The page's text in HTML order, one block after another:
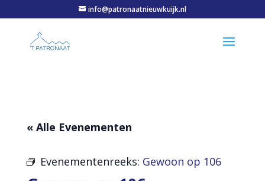
info@patronaatnieuwkuijk.nl
« Alle Evenementen
Evenementenreeks: Gewoon op 106